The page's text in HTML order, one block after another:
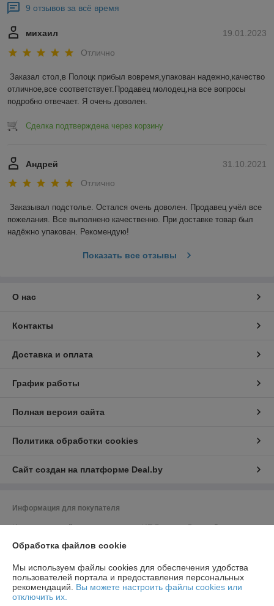
9 отзывов за всё время
19.01.2023
михаил
Отлично
Заказал стол,в Полоцк прибыл вовремя,упакован надежно,качество
отличное,все соответствует.Продавец молодец,на все вопросы
подробно отвечает. Я очень доволен.
Сделка подтверждена через корзину
31.10.2021
Андрей
Отлично
Заказывал подстолье. Остался очень доволен. Продавец учёл все
пожелания. Все выполнено качественно. При доставке товар был
надёжно упакован. Рекомендую!
Показать все отзывы
О нас
Контакты
Доставка и оплата
График работы
Полная версия сайта
Политика обработки cookies
Сайт создан на платформе Deal.by
Информация для покупателя
Индивидуальный предприниматель:ИП Ромашко Валерий
г. Минск, ул. В.Ф. Чичурина, д.14 – 138.
Регистрационный номер ЕГР: 690351080
УНП: 690351080
Обработка файлов cookie
Мы используем файлы cookies для обеспечения удобства
пользователей портала и предоставления персональных
рекомендаций. Вы можете настроить файлы cookies или
отключить их.